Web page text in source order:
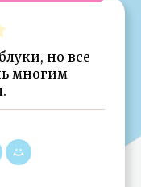
но все
многим